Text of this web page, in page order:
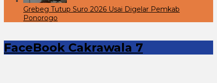
Grebeg Tutup Suro 2026 Usai Digelar Pemkab
Ponorogo
FaceBook Cakrawala 7